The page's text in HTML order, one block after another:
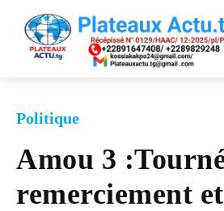
Politique
Amou 3
remerciement